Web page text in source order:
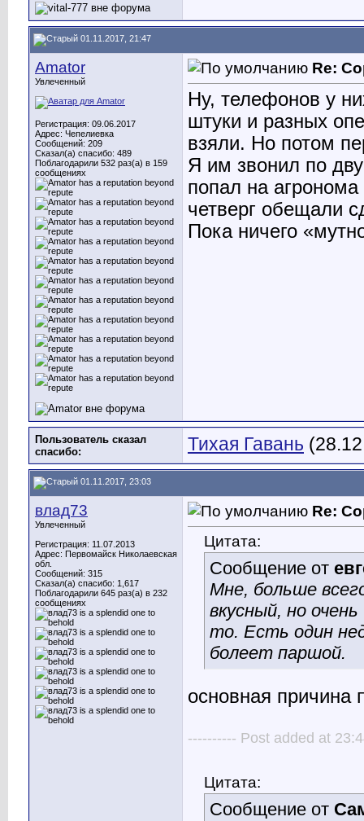
01.11.2017, 21:47
Amator
Увлеченный
Регистрация: 09.06.2017
Адрес: Чепелиевка
Сообщений: 209
Сказал(а) спасибо: 489
Поблагодарили 532 раз(а) в 159
сообщениях
Re:
Ну, телефонов у
штуки и разных
взяли. Но потом
Я им звонил по
попал на
четверг обещали
Пока ничего
Пользователь сказал
cпасибо:
Тихая Гавань
01.11.2017, 23:03
влад73
Увлеченный
Регистрация: 11.07.2013
Адрес: Первомайск Николаевская
обл.
Сообщений: 315
Сказал(а) спасибо: 1,617
Поблагодарили 645 раз(а) в 232
сообщениях
Re:
Цитата:
Сообщение от
Мне, больше
вкусный, но
то. Есть один
болеет паршой.
основная причина
---------- Post added at
Цитата:
Сообщение от